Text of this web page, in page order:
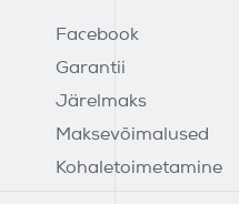
Facebook
Garantii
Järelmaks
Maksevõimalused
Kohaletoimetamine